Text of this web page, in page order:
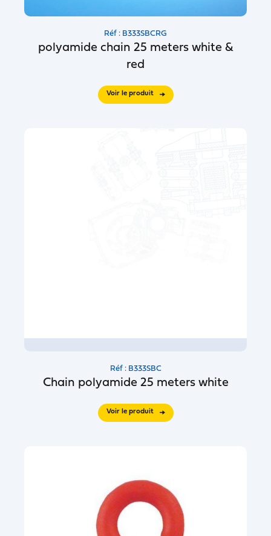
Réf : B333SBCRG
polyamide chain 25 meters white &
red
Voir le produit
Réf : B333SBC
Chain polyamide 25 meters white
Voir le produit